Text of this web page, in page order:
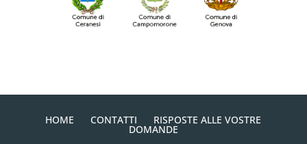
HOMECONTATTI RISPOSTE ALLE VOSTRE
DOMANDE